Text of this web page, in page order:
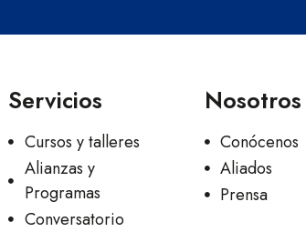
Servicios
Cursos y talleres
Alianzas y
Programas
Conversatorio
Nosotros
Conócenos
Aliados
Prensa